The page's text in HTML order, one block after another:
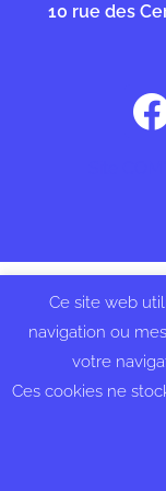
10 rue des
Ce site web
navigation ou
votre
Ces cookies ne